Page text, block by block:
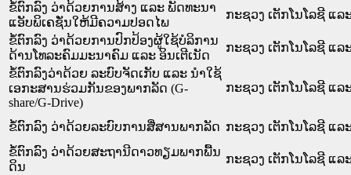
ຂໍ້ຕົກລົງ ວ່າດ້ວຍການສ້າງ ແລະ ພັດທະນາ
ແອັບພິເຄຊັ່ນໃຫ້ມີຄວາມປອດໄພ
ກະຊວງ ເຕັກໂນໂລຊີ ແ
ຂໍ້ຕົກລົງ ວ່າດ້ວຍການປົກປ້ອງຜູ້ໃຊ້ບໍລິການ
ດ້ານໂທລະຄົມມະນາຄົມ ແລະ ອິນເຕີເນັດ
ກະຊວງ ເຕັກໂນໂລຊີ ແ
ຂໍ້ຕົກລົງວ່າດ້ວຍ ລະບົບຈັດເກັບ ແລະ ນໍາໃຊ້
ເອກະສານຮ່ວມກັນຂອງພາກລັດ (G-
share/G-Drive)
ກະຊວງ ເຕັກໂນໂລຊີ ແ
ຂໍ້ຕົກລົງ ວ່າດ້ວຍລະບົບການສື່ສານພາກລັດ ກະຊວງ ເຕັກໂນໂລຊີ ແ
ຂໍ້ຕົກລົງ ວ່າດ້ວຍສະຖານີດາວທຽມພາກພື້ນ
ດິນ
ກະຊວງ ເຕັກໂນໂລຊີ ແ